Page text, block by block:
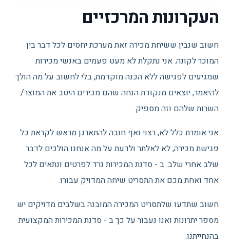
העקרונות המרכזיים
חשוב שנבין ששיחת מכירה זאת מערכת יחסים לכל דבר בין
המוכר לקונה. אני נתקלת לא מעט פעמים באנשי מכירות
שמגיעים לפגישה ללא הכנה מוקדמת, בלי לחשוב על מה הולך
להיאמר, יוצאים מנקודת הנחה שהם מכירים היטב את המוצר/
השרות שלהם וזה מספיק.
אני אומרת כלל לא, רצוי ואף חובה להתארגן מראש לקראת כל
פגישת מכירה, לא לאלתר ולדעת על מה אנחנו הולכים לדבר
שלב אחרי שלב. ב - סדנת המכירות נרד לפרטים ונתאים לכל
אחד ואחת מכם את התסריט שיחה המדויק עבורו.
חשוב שתדעו שלתסריט המכירה המובנה בשלבים מדויקים יש
מספר יתרונות ואנו נעבור על כך ב - סדנת המכירות המקצועית
בהנחייתנו.